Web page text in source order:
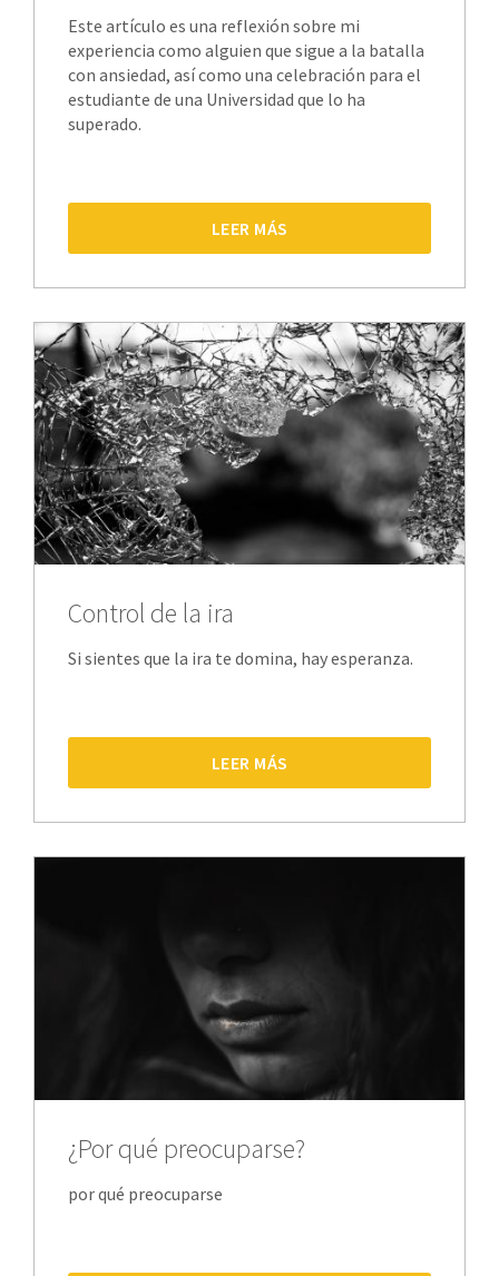
Este artículo es una reflexión sobre mi
experiencia como alguien que sigue a la batalla
con ansiedad, así como una celebración para el
estudiante de una Universidad que lo ha
superado.
LEER MÁS
Control de la ira
Si sientes que la ira te domina, hay esperanza.
LEER MÁS
¿Por qué preocuparse?
por qué preocuparse